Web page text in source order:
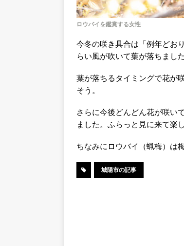
ロウバイを鑑賞する女性
今冬の咲き具合は「例年どお
らい風が吹いて葉が落ちました
葉が落ちるタイミングで花が
そう。
さらに今後どんどん花が咲い
ました。ふらっと見に来て楽
ちなみにロウバイ（蝋梅）は
城陽市の記事